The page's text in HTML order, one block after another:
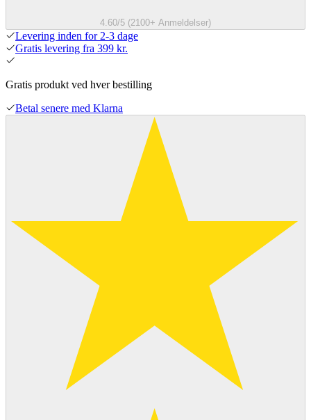
4.60/5 (2100+ Anmeldelser)
Levering inden for 2-3 dage
Gratis levering fra 399 kr.
Gratis produkt ved hver bestilling
Betal senere med Klarna